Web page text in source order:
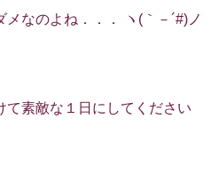
なのよね．．． ヽ(｀－´#)ノ
て素敵な１日にしてください